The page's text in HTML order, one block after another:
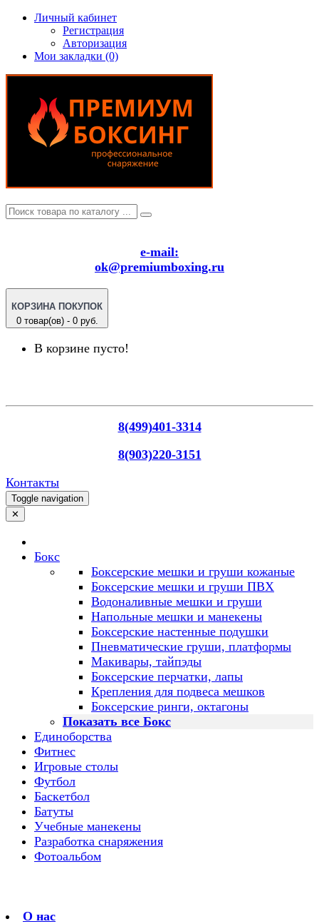
Личный кабинет
Регистрация
Авторизация
Мои закладки (0)
e-mail:
ok@premiumboxing.ru
КОРЗИНА ПОКУПОК
0 товар(ов) - 0 руб.
В корзине пусто!
8(499)401-3314
8(903)220-3151
Контакты
Toggle navigation
✕
Бокс
Боксерские мешки и груши кожаные
Боксерские мешки и груши ПВХ
Водоналивные мешки и груши
Напольные мешки и манекены
Боксерские настенные подушки
Пневматические груши, платформы
Макивары, тайпэды
Боксерские перчатки, лапы
Крепления для подвеса мешков
Боксерские ринги, октагоны
Показать все Бокс
Единоборства
Фитнес
Игровые столы
Футбол
Баскетбол
Батуты
Учебные манекены
Разработка снаряжения
Фотоальбом
О нас